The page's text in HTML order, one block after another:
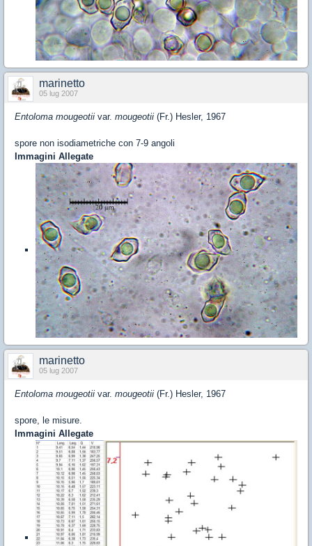
marinetto
05 lug 2007
Entoloma mougeotii var. mougeotii (Fr.) Hesler, 1967
spore non isodiametriche con 7-9 angoli
Immagini Allegate
marinetto
05 lug 2007
Entoloma mougeotii var. mougeotii (Fr.) Hesler, 1967
spore, le misure.
Immagini Allegate